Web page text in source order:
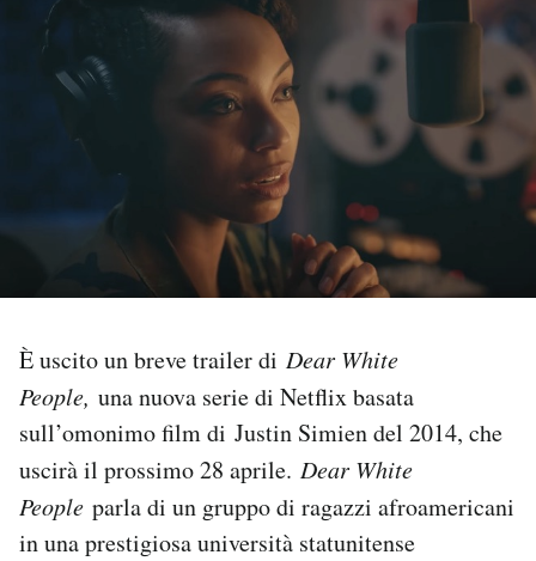
Mondiali calcio 2026
NEWSLETTER
I MIEI PREFERITI
SHOP
CALENDARIO
AREA PERSONALE
È uscito un breve trailer di Dear White
People, una nuova serie di Netflix basata
sull’omonimo film di Justin Simien del 2014, che
uscirà il prossimo 28 aprile. Dear White
People parla di un gruppo di ragazzi afroamericani
in una prestigiosa università statunitense